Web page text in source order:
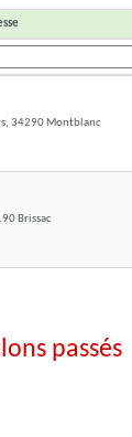
34290 Montblanc
Brissac
passés